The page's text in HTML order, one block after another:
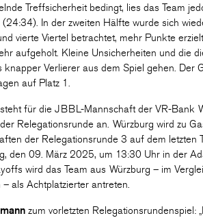
Treffsicherheit bedingt, lies das Team
In der zweiten Hälfte wurde sich
vierte Viertel betrachtet, mehr Punkte
aufgeholt. Kleine Unsicherheiten und die
Verlierer aus dem Spiel gehen. Der
auf Platz 1.
für die JBBL-Mannschaft der VR-Bank
Relegationsrunde an. Würzburg wird zu
der Relegationsrunde 3 auf dem letzten
den 09. März 2025, um 13:30 Uhr in der
wird das Team aus Würzburg – im
als Achtplatzierter antreten.
zum vorletzten Relegationsrundenspiel: